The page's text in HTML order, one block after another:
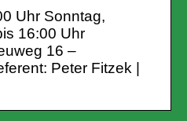
Uhr Sonntag,
16:00 Uhr
16 –
Peter Fitzek |